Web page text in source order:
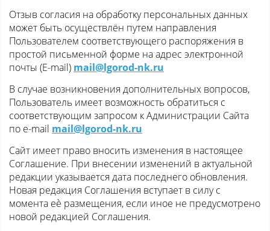
Отзыв согласия на обработку персональных данных
может быть осуществлён путем направления
Пользователем соответствующего распоряжения в
простой письменной форме на адрес электронной
почты (E-mail) mail@lgorod-nk.ru
В случае возникновения дополнительных вопросов,
Пользователь имеет возможность обратиться с
соответствующим запросом к Администрации Сайта
по e-mail mail@lgorod-nk.ru
Сайт имеет право вносить изменения в настоящее
Соглашение. При внесении изменений в актуальной
редакции указывается дата последнего обновления.
Новая редакция Соглашения вступает в силу с
момента еѐ размещения, если иное не предусмотрено
новой редакцией Соглашения.